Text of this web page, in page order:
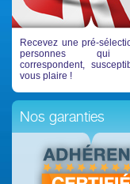
Recevez une pré-
personnes qui
correspondent,
vous plaire !
Nos garanties